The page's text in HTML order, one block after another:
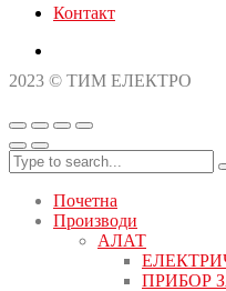
Контакт
2023 © ТИМ ЕЛЕКТРО
Почетна
Производи
АЛАТ
ПРИБОР